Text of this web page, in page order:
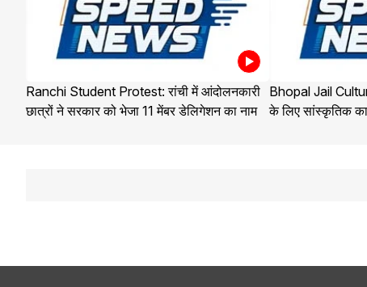
Ranchi Student Protest: रांची में आंदोलनकारी
छात्रों ने सरकार को भेजा 11 मेंबर डेलिगेशन का नाम
Bhopal Jail
के लिए सांस्कृतिक